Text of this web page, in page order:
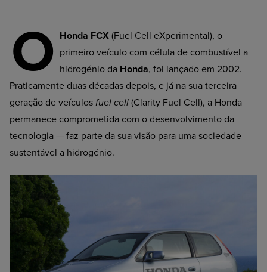
O Honda FCX (Fuel Cell eXperimental), o
primeiro veículo com célula de combustível a
hidrogénio da Honda, foi lançado em 2002.
Praticamente duas décadas depois, e já na sua terceira
geração de veículos fuel cell (Clarity Fuel Cell), a Honda
permanece comprometida com o desenvolvimento da
tecnologia — faz parte da sua visão para uma sociedade
sustentável a hidrogénio.